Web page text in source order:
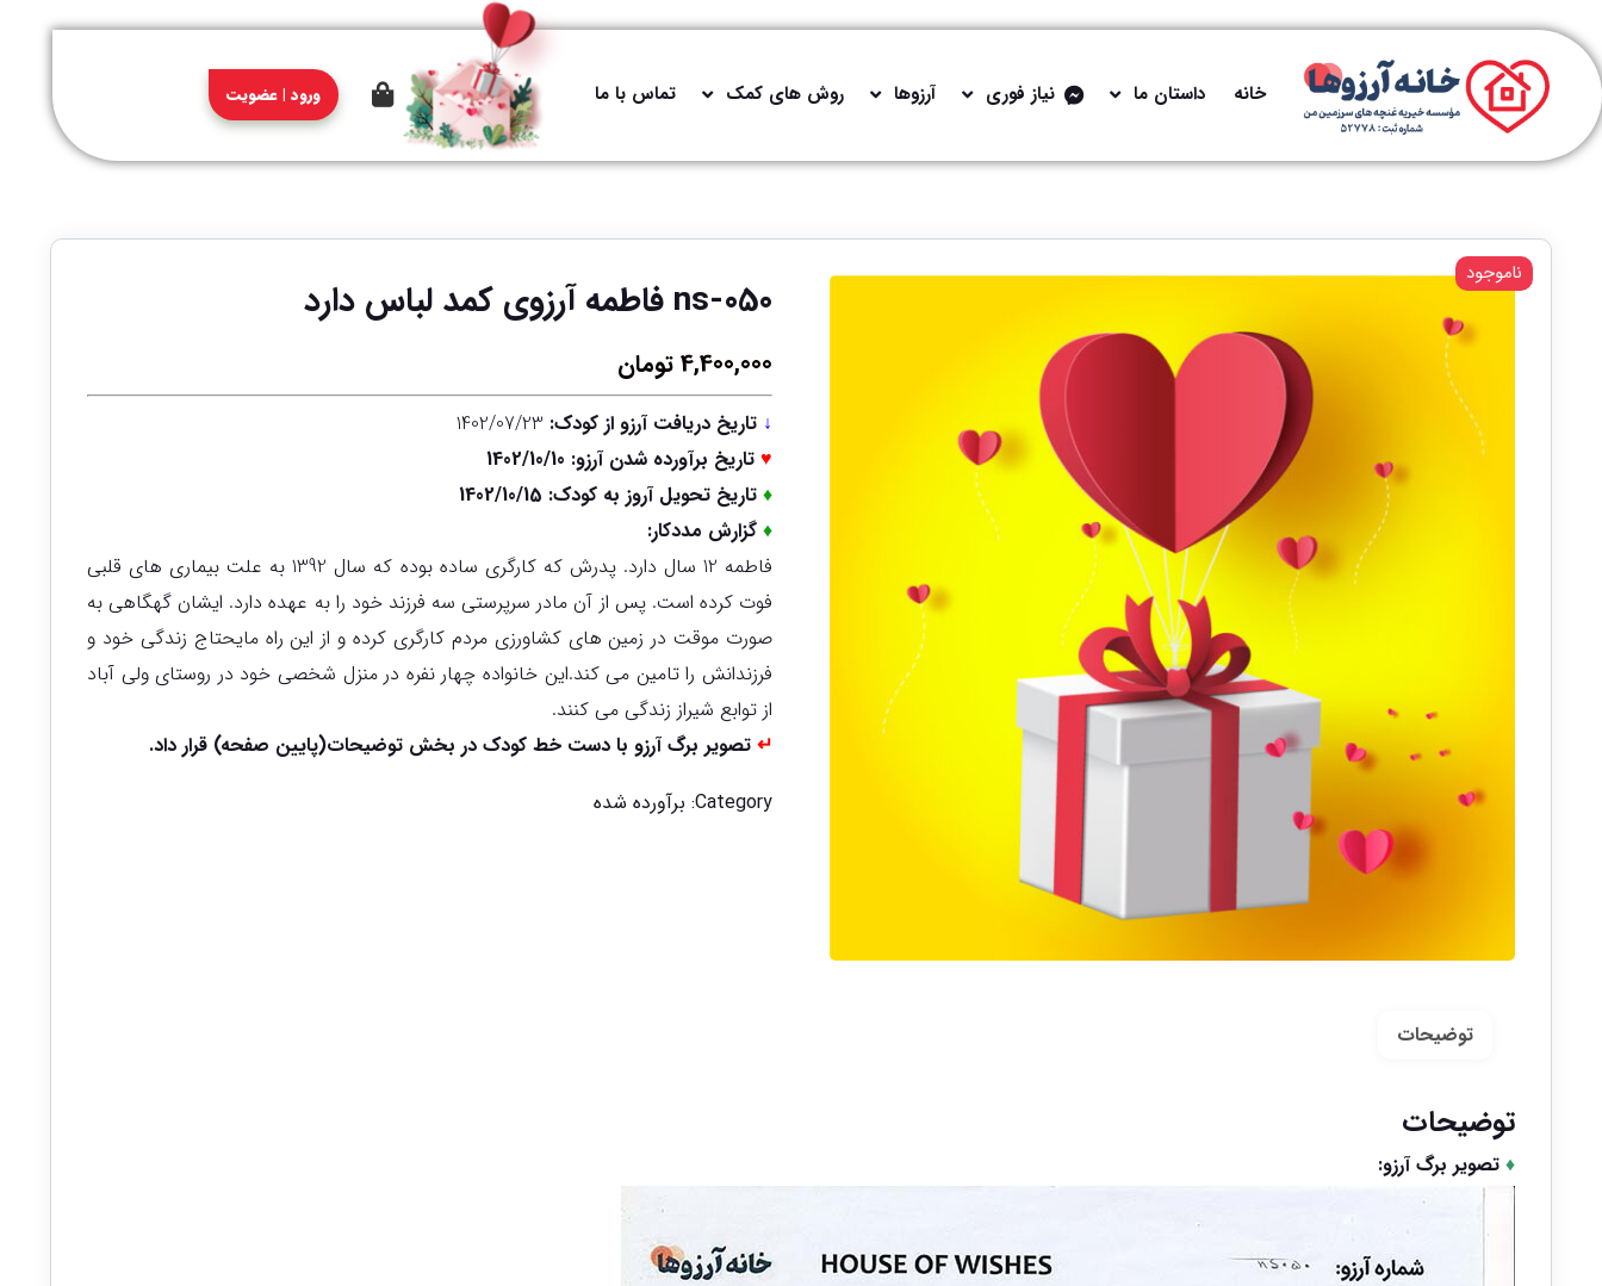
خانه داستان ما نیاز فوری آرزوها روش های کمک تماس با ما ورود | عضویت
ns-050 فاطمه آرزوی کمد لباس دارد
4,400,000تومان
↓ تاریخ دریافت آرزو از کودک:
♥تاریخ برآورده شدن آرزو: 1402/10/10
♦تاریخ تحویل آروز به کودک: 1402/10/15
♦ گزارش مددکار:
فاطمه 12 سال دارد. پدرش که کارگری ساده بوده که سال 1392 به علت بیماری های قلبی
فوت کرده است. پس از آن مادر سرپرستی سه فرزند خود را به عهده دارد. ایشان گهگاهی به
صورت موقت در زمین های کشاورزی مردم کارگری کرده و از این راه مایحتاج زندگی خود و
فرزندانش را تامین می کند.این خانواده چهار نفره در منزل شخصی خود در روستای ولی آباد
از توابع شیراز زندگی می کنند.
↵تصویر برگ آرزو با دست خط کودک در بخش توضیحات(پایین صفحه) قرار داد.
ناموجود
Category: برآورده شده
توضیحات
توضیحات
♦ تصویر برگ آرزو: